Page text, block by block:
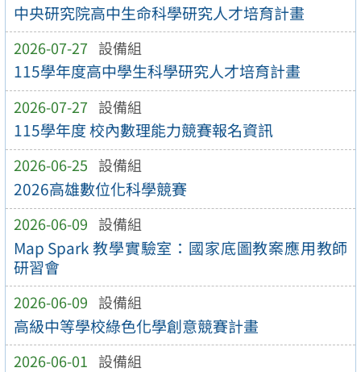
中央研究院高中生命科學研究人才培育計畫
2026-07-27 設備組
115學年度高中學生科學研究人才培育計畫
2026-07-27 設備組
115學年度 校內數理能力競賽報名資訊
2026-06-25 設備組
2026高雄數位化科學競賽
2026-06-09 設備組
Map Spark 教學實驗室：國家底圖教案應用教師
研習會
2026-06-09 設備組
高級中等學校綠色化學創意競賽計畫
2026-06-01 設備組